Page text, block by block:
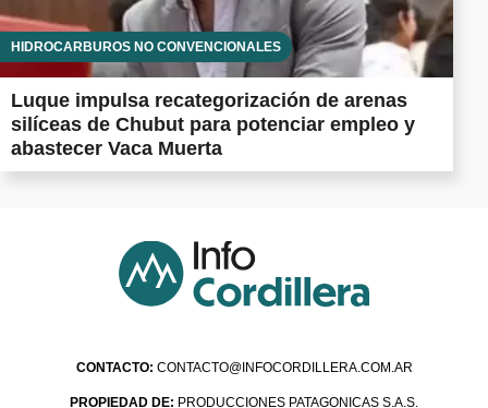
HIDROCARBUROS NO CONVENCIONALES
Luque impulsa recategorización de arenas
silíceas de Chubut para potenciar empleo y
abastecer Vaca Muerta
CONTACTO: CONTACTO@INFOCORDILLERA.COM.AR
PROPIEDAD DE: PRODUCCIONES PATAGONICAS S.A.S.